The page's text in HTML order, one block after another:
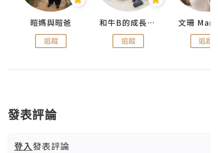
暟媽與暟爸
追蹤
和牛B的成長日記
追蹤
文珊
追蹤
發表評論
登入發表評論